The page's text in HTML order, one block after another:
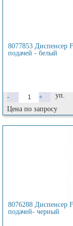
8077853 Диспенсер
подачей - белый
- +
уп.
Цена по запросу
8076288 Диспенсер
подачей- черный